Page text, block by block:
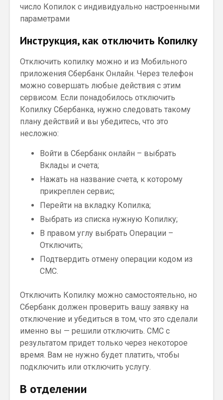
число Копилок с индивидуально настроенными
параметрами
Инструкция, как отключить Копилку
Отключить копилку можно и из Мобильного
приложения Сбербанк Онлайн. Через телефон
можно совершать любые действия с этим
сервисом. Если понадобилось отключить
Копилку Сбербанка, нужно следовать такому
плану действий и вы убедитесь, что это
несложно:
Войти в Сбербанк онлайн – выбрать
Вклады и счета;
Нажать на название счета, к которому
прикреплен сервис;
Перейти на вкладку Копилка;
Выбрать из списка нужную Копилку;
В правом углу выбрать Операции –
Отключить;
Подтвердить отмену операции кодом из
СМС.
Отключить Копилку можно самостоятельно, но
Сбербанк должен проверить вашу заявку на
отключение и убедиться в том, что это сделали
именно вы — решили отключить. СМС с
результатом придет только через некоторое
время. Вам не нужно будет платить, чтобы
подключить или отключить услугу.
В отделении